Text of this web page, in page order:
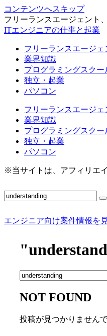
コンテンツへスキップ
フリーランスエージェント
ITエンジニアの仕事と起業
フリーランスエージェ
業界知識
プログラミングスクー
独立・起業
パソコン
フリーランスエージェ
業界知識
プログラミングスクー
独立・起業
パソコン
※当サイトは、アフィリエ
エンジニア向け案件情報を
NOT FOUND
投稿が見つかりませんで